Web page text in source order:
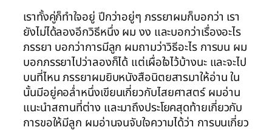
เราทั้งคู่ก็ทำใจอยู่ ปีกว่าอยู่ๆ ภรรยาผมก็บอกว่า เรา
ยังไม่ได้ลองอีกวิธีหนึ่ง ผม งง และบอกว่าเรื่องอะไร
ภรรยา บอกว่าการมีลูก ผมถามว่าวิธีอะไร การบน ผม
บอกภรรยาไปว่าลองก็ได้ แต่เผื่อใจไว้บ้างนะ และจะไป
บนที่ไหน ภรรยาผมยิบหนังสือนิตยสารมาให้อ่าน ใน
นั้นมีอยู่คอล่ำหนึ่งเขียนเกี่ยวกับไสยศาสตร์ ผมอ่าน
แนะนำสถานที่ต่าง และมาถึงประโยคสุดท้ายเกี่ยวกับ
การขอให้มีลูก ผมอ่านจนจับใจความได้ว่า การบนเกี่ยว